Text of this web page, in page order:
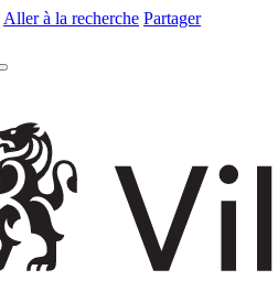
Aller à la recherche Partager